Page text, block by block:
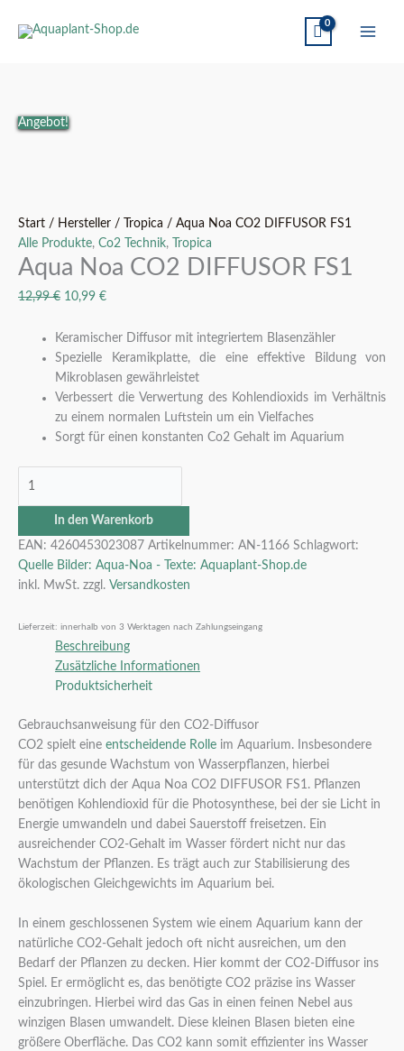
Angebot!
Start / Hersteller / Tropica / Aqua Noa CO2 DIFFUSOR FS1
Alle Produkte, Co2 Technik, Tropica
Aqua Noa CO2 DIFFUSOR FS1
12,99€
Ursprünglicher
10,99 €
Keramischer Diffusor mit integriertem Blasenzähler
Spezielle Keramikplatte, die eine effektive Bildung von
Mikroblasen gewährleistet
Verbessert die Verwertung des Kohlendioxids im Verhältnis
zu einem normalen Luftstein um ein Vielfaches
Sorgt für einen konstanten Co2 Gehalt im Aquarium
Aqua
Menge
In den Warenkorb
EAN: 4260453023087 Artikelnummer: AN-1166 Schlagwort:
Quelle Bilder: Aqua-Noa - Texte: Aquaplant-Shop.de
inkl. MwSt. zzgl. Versandkosten
Lieferzeit: innerhalb von 3 Werktagen nach Zahlungseingang
Beschreibung
Zusätzliche Informationen
Produktsicherheit
Gebrauchsanweisung für den CO2-Diffusor
CO2 spielt eine entscheidende Rolle im Aquarium. Insbesondere
für das gesunde Wachstum von Wasserpflanzen, hierbei
unterstützt dich der Aqua Noa CO2 DIFFUSOR FS1. Pflanzen
benötigen Kohlendioxid für die Photosynthese, bei der sie Licht in
Energie umwandeln und dabei Sauerstoff freisetzen. Ein
ausreichender CO2-Gehalt im Wasser fördert nicht nur das
Wachstum der Pflanzen. Es trägt auch zur Stabilisierung des
ökologischen Gleichgewichts im Aquarium bei.
In einem geschlossenen System wie einem Aquarium kann der
natürliche CO2-Gehalt jedoch oft nicht ausreichen, um den
Bedarf der Pflanzen zu decken. Hier kommt der CO2-Diffusor ins
Spiel. Er ermöglicht es, das benötigte CO2 präzise ins Wasser
einzubringen. Hierbei wird das Gas in einen feinen Nebel aus
winzigen Blasen umwandelt. Diese kleinen Blasen bieten eine
größere Oberfläche. Das CO2 kann somit effizienter ins Wasser
Ursprünglicher